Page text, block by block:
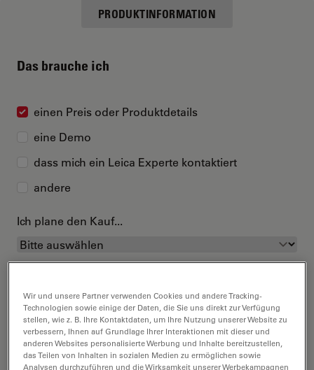
PRODUKTINFORMATION
Das brauche ich
einen Preis oder Produktdetails
eine Demo
dass mich ein Leica Experte kontaktiert
andere
Ich plane den Kauf...
Das bin ich
Akademischer Grad
Wir und unsere Partner verwenden Cookies und andere Tracking-
Technologien sowie einige der Daten, die Sie uns direkt zur Verfügung
stellen, wie z. B. Ihre Kontaktdaten, um Ihre Nutzung unserer Website zu
verbessern, Ihnen auf Grundlage Ihrer Interaktionen mit dieser und
anderen Websites personalisierte Werbung und Inhalte bereitzustellen,
das Teilen von Inhalten in sozialen Medien zu ermöglichen sowie
Analysen durchzuführen und die Wirksamkeit unserer Werbekampagnen